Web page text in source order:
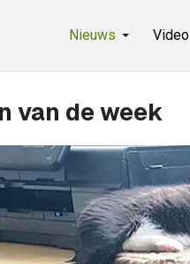
Nieuws Video
van de week